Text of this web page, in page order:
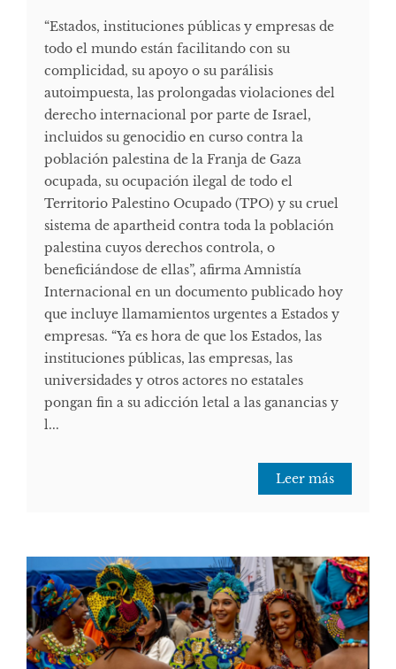
“Estados, instituciones públicas y empresas de
todo el mundo están facilitando con su
complicidad, su apoyo o su parálisis
autoimpuesta, las prolongadas violaciones del
derecho internacional por parte de Israel,
incluidos su genocidio en curso contra la
población palestina de la Franja de Gaza
ocupada, su ocupación ilegal de todo el
Territorio Palestino Ocupado (TPO) y su cruel
sistema de apartheid contra toda la población
palestina cuyos derechos controla, o
beneficiándose de ellas”, afirma Amnistía
Internacional en un documento publicado hoy
que incluye llamamientos urgentes a Estados y
empresas. “Ya es hora de que los Estados, las
instituciones públicas, las empresas, las
universidades y otros actores no estatales
pongan fin a su adicción letal a las ganancias y
l...
Leer más